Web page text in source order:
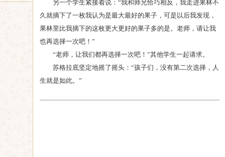
另一个学生紧接着说：“我和师兄恰巧相反，我走进果林不
久就摘下了一枚我认为是最大最好的果子，可是以后我发现，
果林里比我摘下的这枚更大更好的果子多的是。老师，请让我
也再选择一次吧！”
“老师，让我们都再选择一次吧！”其他学生一起请求。
苏格拉底坚定地摇了摇头：“孩子们，没有第二次选择，人
生就是如此。”